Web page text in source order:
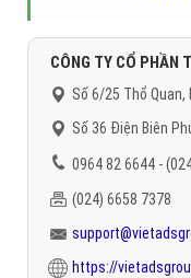
CÔNG TY CỔ PHẦN
Số 6/25 Thổ Quan,
Số 36 Điện Biên
0964 82 6644 -
(024) 6658 7378
https://